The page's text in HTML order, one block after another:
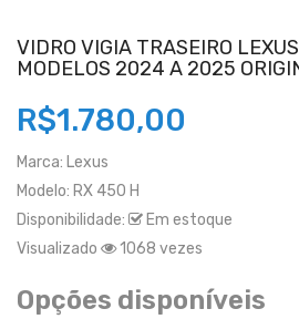
VIDRO VIGIA TRASEIRO
MODELOS 2024 A 2025
R$1.780,00
Marca: Lexus
Modelo: RX 450 H
Disponibilidade:
Em estoque
Visualizado
1068 vezes
Opções disponíveis